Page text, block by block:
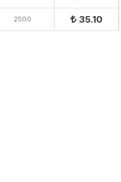
2500 35.10